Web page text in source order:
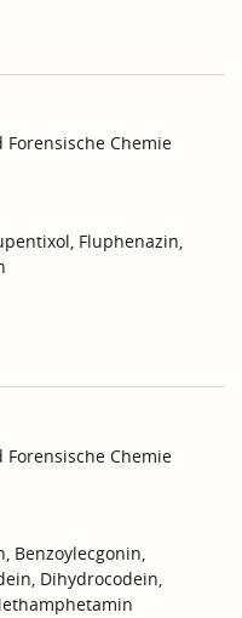
Chemie
Fluphenazin,
Chemie
Benzoylecgonin,
Dihydrocodein,